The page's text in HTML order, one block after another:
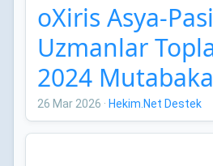
oXiris Asya-
Uzmanlar
2024
Bildirileri
26 Mar 2026 · Hekim.Net Destek